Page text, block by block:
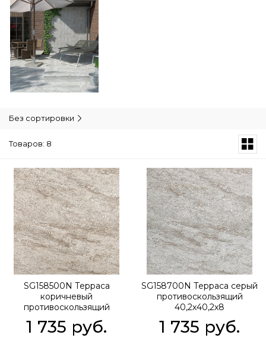
Без сортировки
Товаров: 8
SG158500N Терраса
коричневый
противоскользящий
1 735 руб.
SG158700N Терраса серый
противоскользящий
40,2х40,2х8
1 735 руб.